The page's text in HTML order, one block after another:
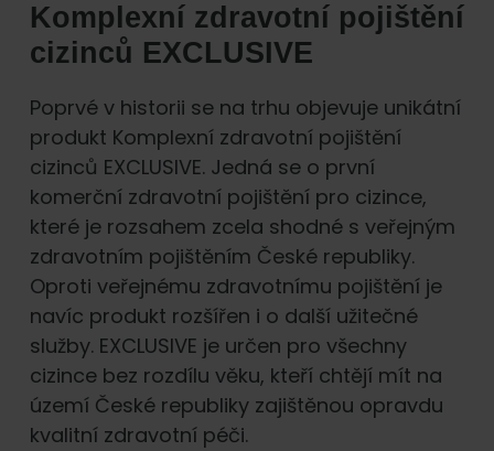
Komplexní zdravotní pojištění
cizinců EXCLUSIVE
Poprvé v historii se na trhu objevuje unikátní
produkt Komplexní zdravotní pojištění
cizinců EXCLUSIVE. Jedná se o první
komerční zdravotní pojištění pro cizince,
které je rozsahem zcela shodné s veřejným
zdravotním pojištěním České republiky.
Oproti veřejnému zdravotnímu pojištění je
navíc produkt rozšířen i o další užitečné
služby. EXCLUSIVE je určen pro všechny
cizince bez rozdílu věku, kteří chtějí mít na
území České republiky zajištěnou opravdu
kvalitní zdravotní péči.